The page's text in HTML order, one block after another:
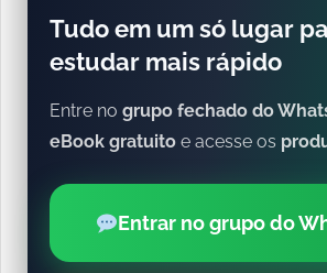
Tudo em um só lugar
estudar mais rápido
Entre no grupo fechado do
eBook gratuito e acesse os
Entrar no grupo do